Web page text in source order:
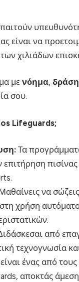
είναι να
χιλιάδων
μενόημα, δράση
σου.
Lifeguards;
Τα
να
χρήση
από
τεχνογνωσία
ένας από
αποκτάς